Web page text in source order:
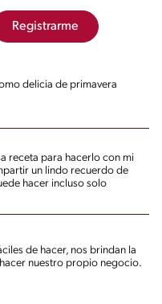
Registrarme
delicia de primavera
receta para hacerlo con mi
un lindo recuerdo de
hacer incluso solo
de hacer, nos brindan la
nuestro propio negocio.